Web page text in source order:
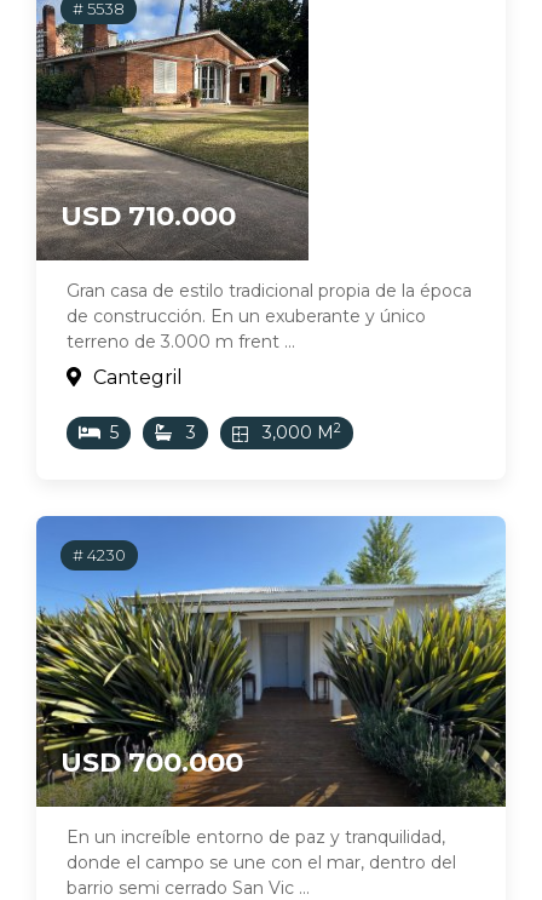
# 5538
USD 710.000
Gran casa de estilo tradicional propia de la época
de construcción. En un exuberante y único
terreno de 3.000 m frent ...
Cantegril
5 3 3,000 M2
# 4230
USD 700.000
En un increíble entorno de paz y tranquilidad,
donde el campo se une con el mar, dentro del
barrio semi cerrado San Vic ...